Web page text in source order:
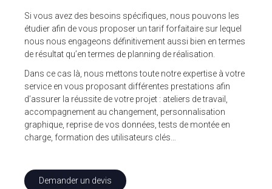
Si vous avez des besoins spécifiques, nous pouvons les
étudier afin de vous proposer un tarif forfaitaire sur lequel
nous nous engageons définitivement aussi bien en termes
de résultat qu’en termes de planning de réalisation.
Dans ce cas là, nous mettons toute notre expertise à votre
service en vous proposant différentes prestations afin
d’assurer la réussite de votre projet : ateliers de travail,
accompagnement au changement, personnalisation
graphique, reprise de vos données, tests de montée en
charge, formation des utilisateurs clés…
Demander un devis